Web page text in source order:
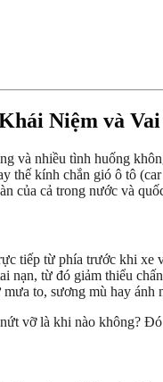
Niệm và
và nhiều tình huống
thế kính chắn gió ô tô
của cả trong nước và
tiếp từ phía trước khi
nạn, từ đó giảm thiểu
to, sương mù hay ánh
vỡ là khi nào không?